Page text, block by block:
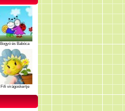
Bogyó és Babóca
Fifi virágoskertje